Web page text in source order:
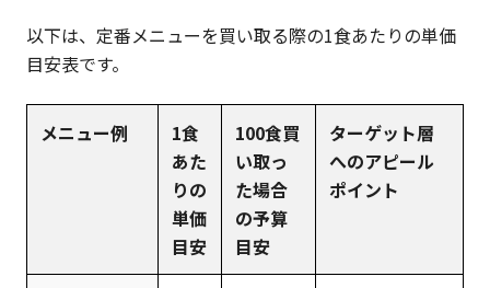
以下は、定番メニューを買い取る際の1食あたりの単価
目安表です。
メニュー例
1食
あた
りの
単価
目安
100食買
い取っ
た場合
の予算
目安
ターゲット層
へのアピール
ポイント